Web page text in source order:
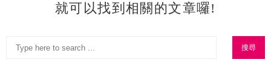
就可以找到相關的文章囉!